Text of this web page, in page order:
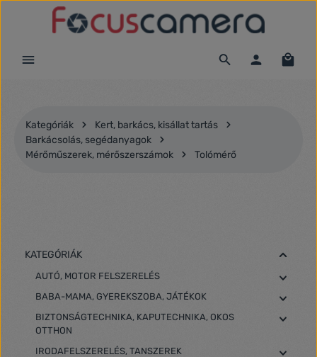
Ugrás a fő tartalomra
Kategóriák
Kert, barkács, kisállat tartás
Barkácsolás, segédanyagok
Mérőműszerek, mérőszerszámok
Tolómérő
KATEGÓRIÁK
AUTÓ, MOTOR FELSZERELÉS
BABA-MAMA, GYEREKSZOBA, JÁTÉKOK
BIZTONSÁGTECHNIKA, KAPUTECHNIKA, OKOS
OTTHON
IRODAFELSZERELÉS, TANSZEREK